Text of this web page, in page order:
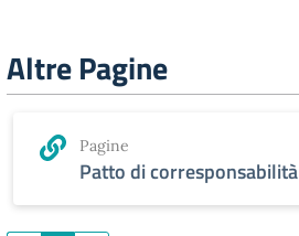
Altre Pagine
Pagine
Patto di corresponsabilità